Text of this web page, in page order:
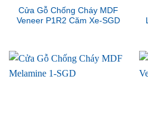
Cửa Gỗ Chống Cháy MDF
Veneer P1R2 Căm Xe-SGD